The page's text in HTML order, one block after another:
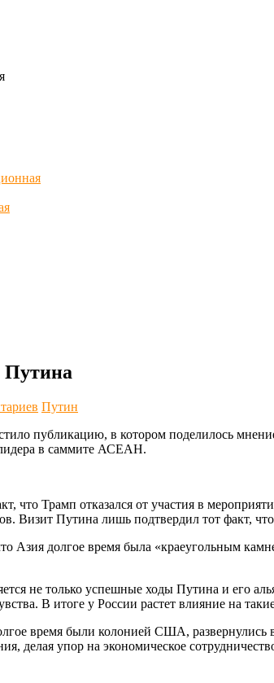
Путина
Путин
публикацию, в котором поделилось
в саммите АСЕАН.
что Трамп отказался от участия в
Визит Путина лишь подтвердил тот факт,
Азия долгое время была «краеугольным
не только успешные ходы Путина и его
В итоге у России растет влияние на
время были колонией США, развернулись в
делая упор на экономическое